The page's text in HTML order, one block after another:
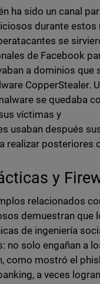
ha sido un canal
durante estos
se
de Facebook
a dominios que
CopperStealer.
se quedaba
víctimas y
usaban después
realizar posteriores
y
relacionados
demuestran que
de ingeniería
no solo engañan a
como mostró el
a veces